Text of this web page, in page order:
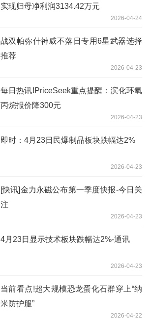
实现归母净利润3134.42万元
2026-04-24
战双帕弥什神威不落日专用6星武器选择
推荐
2026-04-23
每日热讯!PriceSeek重点提醒：滨化环氧
丙烷报价降300元
2026-04-23
即时：4月23日民爆制品板块跌幅达2%
2026-04-23
[快讯]金力永磁公布第一季度快报-今日关
注
2026-04-23
4月23日显示技术板块跌幅达2%-通讯
2026-04-23
当前看点!超大规模恐龙蛋化石群穿上“纳
米防护服”
2026-04-22